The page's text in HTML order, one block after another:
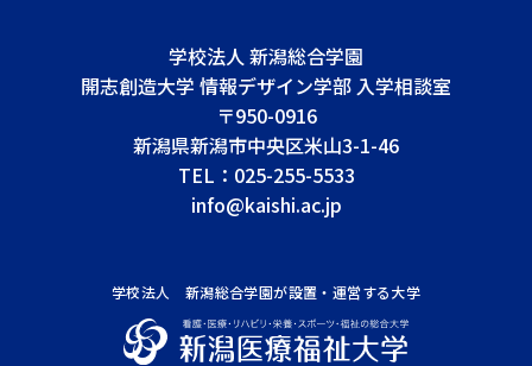
学校法人 新潟総合学園
開志創造大学 情報デザイン学部 入学相談室
〒950-0916
新潟県新潟市中央区米山3-1-46
TEL： 025-255-5533
info@kaishi.ac.jp
学校法人 新潟総合学園が設置・運営する大学